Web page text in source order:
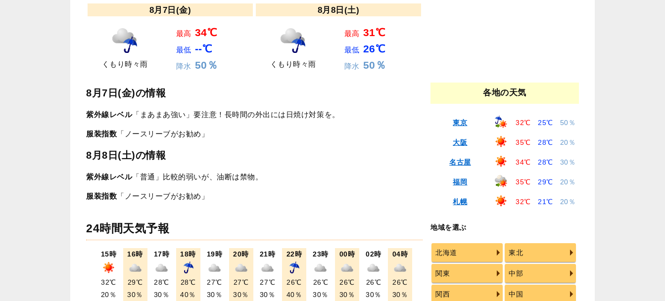
8月7日(金)
くもり時々雨
最高 34℃
最低 --℃
降水 50％
8月8日(土)
くもり時々雨
最高 31℃
最低 26℃
降水 50％
8月7日(金)の情報
紫外線レベル「まあまあ強い」要注意！長時間の外出には日焼け対策を。
服装指数 「ノースリーブがお勧め」
8月8日(土)の情報
紫外線レベル「普通」比較的弱いが、油断は禁物。
服装指数 「ノースリーブがお勧め」
24時間天気予報
15時
32℃
20％
16時
29℃
30％
17時
28℃
30％
18時
28℃
40％
19時
27℃
30％
20時
27℃
30％
21時
27℃
30％
22時
26℃
40％
23時
26℃
30％
00時
26℃
30％
02時
26℃
30％
04時
26℃
30％
各地の天気
東京 32℃ 25℃ 50％
大阪 35℃ 28℃ 20％
名古屋 34℃ 28℃ 30％
福岡 35℃ 29℃ 20％
札幌 32℃ 21℃ 20％
地域を選ぶ
北海道 東北
関東 中部
関西 中国